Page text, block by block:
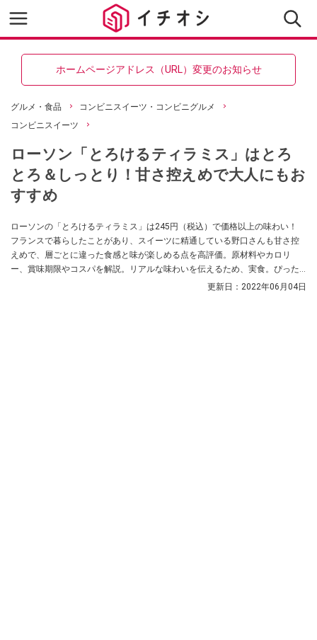
ホームページアドレス（URL）変更のお知らせ
グルメ・食品
コンビニスイーツ・コンビニグルメ
コンビニスイーツ
ローソン「とろけるティラミス」はとろ
とろ＆しっとり！甘さ控えめで大人にもお
すすめ
ローソンの「とろけるティラミス」は245円（税込）で価格以上の味わい！
フランスで暮らしたことがあり、スイーツに精通している野口さんも甘さ控
えめで、層ごとに違った食感と味が楽しめる点を高評価。原材料やカロリ
ー、賞味期限やコスパを解説。リアルな味わいを伝えるため、実食。ぴった
更新日： 2022年06月04日